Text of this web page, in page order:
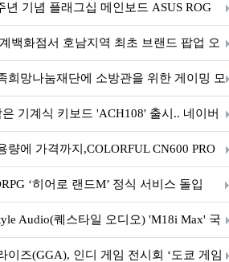
년 기념 플래그십 메인보드 ASUS ROG
20 국내 출시 예정
백화점서 호남지역 최초 브랜드 팝업 오
희망나눔재단에 소방관을 위한 게이밍 모
기계식 키보드 'ACH108' 출시.. 네이버
량에 가격까지,COLORFUL CN600 PRO
‘히어로 랜드M’ 정식 서비스 돌입
Audio(퀘스타일 오디오) 'M18i Max' 국
이즈(GGA), 인디 게임 전시회 ‘도쿄 게임